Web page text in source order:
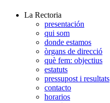
La Rectoria
presentación
qui som
donde estamos
òrgans de direcció
què fem: objectius
estatuts
pressupost i resultats
contacto
horarios